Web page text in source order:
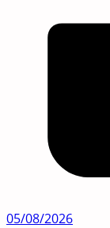
05/08/2026